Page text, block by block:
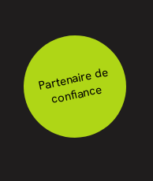
Partenaire de
confiance